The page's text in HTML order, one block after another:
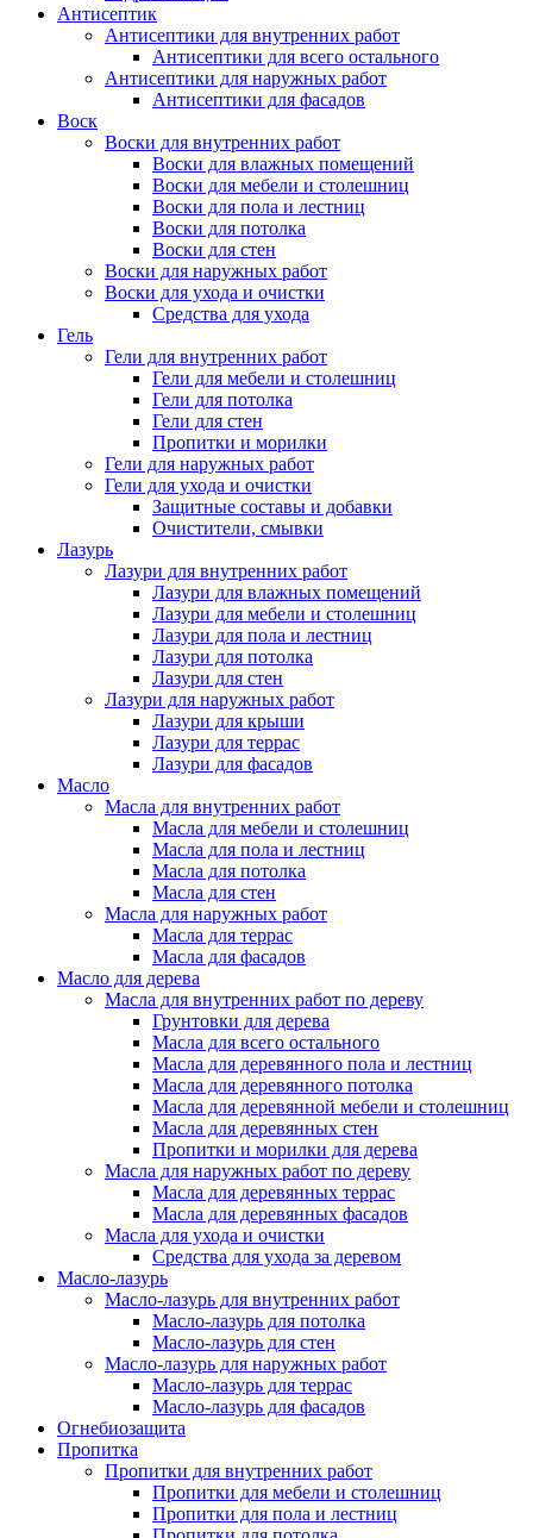
Антисептик
Антисептики для внутренних работ
Антисептики для всего остального
Антисептики для наружных работ
Антисептики для фасадов
Воск
Воски для внутренних работ
Воски для влажных помещений
Воски для мебели и столешниц
Воски для пола и лестниц
Воски для потолка
Воски для стен
Воски для наружных работ
Воски для ухода и очистки
Средства для ухода
Гель
Гели для внутренних работ
Гели для мебели и столешниц
Гели для потолка
Гели для стен
Пропитки и морилки
Гели для наружных работ
Гели для ухода и очистки
Защитные составы и добавки
Очистители, смывки
Лазурь
Лазури для внутренних работ
Лазури для влажных помещений
Лазури для мебели и столешниц
Лазури для пола и лестниц
Лазури для потолка
Лазури для стен
Лазури для наружных работ
Лазури для крыши
Лазури для террас
Лазури для фасадов
Масло
Масла для внутренних работ
Масла для мебели и столешниц
Масла для пола и лестниц
Масла для потолка
Масла для стен
Масла для наружных работ
Масла для террас
Масла для фасадов
Масло для дерева
Масла для внутренних работ по дереву
Грунтовки для дерева
Масла для всего остального
Масла для деревянного пола и лестниц
Масла для деревянного потолка
Масла для деревянной мебели и столешниц
Масла для деревянных стен
Пропитки и морилки для дерева
Масла для наружных работ по дереву
Масла для деревянных террас
Масла для деревянных фасадов
Масла для ухода и очистки
Средства для ухода за деревом
Масло-лазурь
Масло-лазурь для внутренних работ
Масло-лазурь для потолка
Масло-лазурь для стен
Масло-лазурь для наружных работ
Масло-лазурь для террас
Масло-лазурь для фасадов
Огнебиозащита
Пропитка
Пропитки для внутренних работ
Пропитки для мебели и столешниц
Пропитки для пола и лестниц